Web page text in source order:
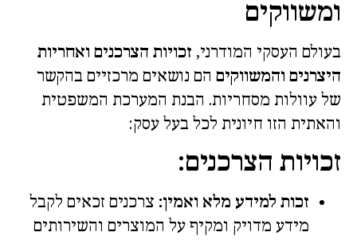
ומשווקים
בעולם העסקי המודרני, זכויות הצרכנים ואחריות
היצרנים והמשווקים הם נושאים מרכזיים בהקשר
של עוולות מסחריות. הבנת המערכת המשפטית
והאתית הזו חיונית לכל בעל עסק:
זכויות הצרכנים:
זכות למידע מלא ואמין: צרכנים זכאים לקבל
מידע מדויק ומקיף על המוצרים והשירותים